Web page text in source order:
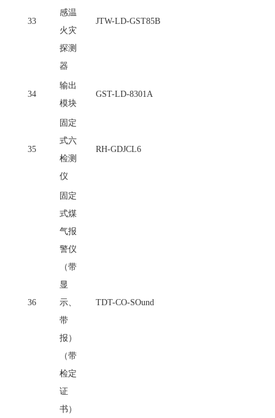
33
感温
火灾
探测
器
JTW-LD-GST85B
34
输出
模块
GST-LD-8301A
35
固定
式六
检测
仪
RH-GDJCL6
36
固定
式煤
气报
警仪
（带
显
示、
带
报）
（带
检定
证
书）
TDT-CO-SOund